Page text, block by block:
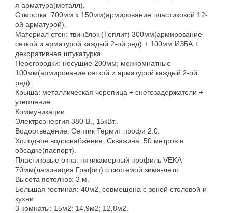
я арматура(металл).
Отмостка: 700мм х 150мм(армирование пластиковой 12-
ой арматурой).
Материал стен: твинблок (Теплит) 300мм(армирование
сеткой и арматурой каждый 2-ой ряд) + 100мм ИЗБА +
декоративная штукатурка.
Перегородки: несущие 200мм; межкомнатные
100мм(армирование сеткой и арматурой каждый 2-ой
ряд).
Крыша: металлическая черепица + снегозадержатели +
утепление.
Коммуникации:
Электроэнергия 380 В., 15кВт..
Водоотведение: Септик Термит профи 2.0.
Холодное водоснабжение, Скважина: 50 метров в
обсадке(паспорт).
Пластиковые окна: пятикамерный профиль VEKA
70мм(ламинация Графит) с системой зима-лето.
Высота потолков: 3 м.
Большая гостиная: 40м2, совмещена с зоной столовой и
кухни.
3 комнаты: 15м2; 14,9м2; 12,8м2.